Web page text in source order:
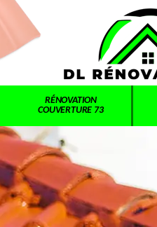
RÉNOVATION
COUVERTURE 73